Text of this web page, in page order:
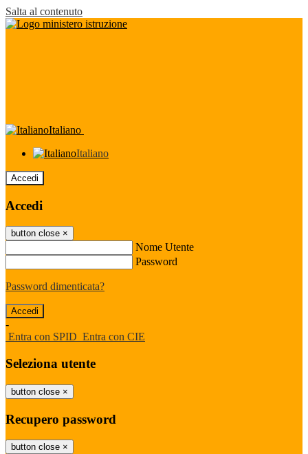
Salta al contenuto
Italiano
Italiano
Accedi
Accedi
button close ×
Nome Utente
Password
Password dimenticata?
-
Entra con SPID Entra con CIE
Seleziona utente
button close ×
Recupero password
button close ×